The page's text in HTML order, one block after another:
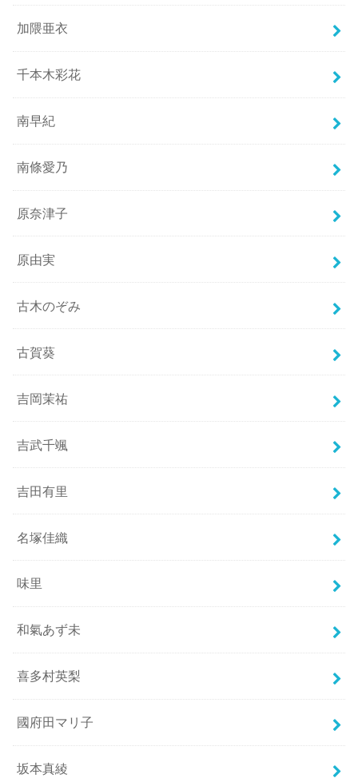
加隈亜衣
千本木彩花
南早紀
南條愛乃
原奈津子
原由実
古木のぞみ
古賀葵
吉岡茉祐
吉武千颯
吉田有里
名塚佳織
味里
和氣あず未
喜多村英梨
國府田マリ子
坂本真綾